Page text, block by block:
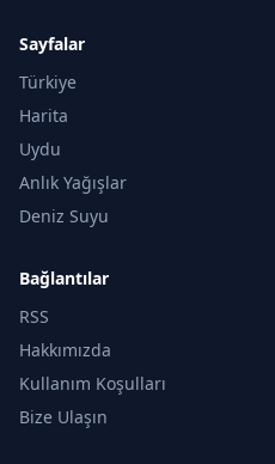
Sayfalar
Türkiye
Harita
Uydu
Anlık Yağışlar
Deniz Suyu
Bağlantılar
RSS
Hakkımızda
Kullanım Koşulları
Bize Ulaşın